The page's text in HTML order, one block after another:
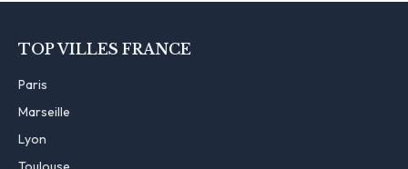
TOP VILLES FRANCE
Paris
Marseille
Lyon